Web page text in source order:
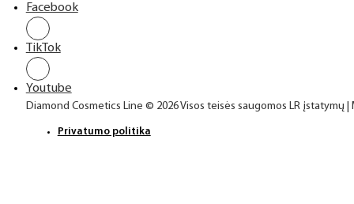
Facebook
TikTok
Youtube
Diamond Cosmetics Line © 2026 Visos teisės saugomos LR įstatymų
Privatumo politika